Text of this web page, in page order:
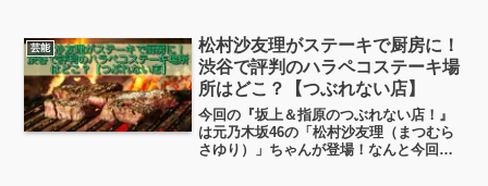
志央梨さん。この記事では、そんな土居
志央梨さんの経歴や馴れ初め、交際エピ
ソードなど、見ていこうと思います！
芸能
松村沙友理がステーキで厨房に！
渋谷で評判のハラペコステーキ場
所はどこ？【つぶれない店】
今回の『坂上＆指原のつぶれない店！』
は元乃木坂46の「松村沙友理（まつむら
さゆり）」ちゃんが登場！なんと今回は